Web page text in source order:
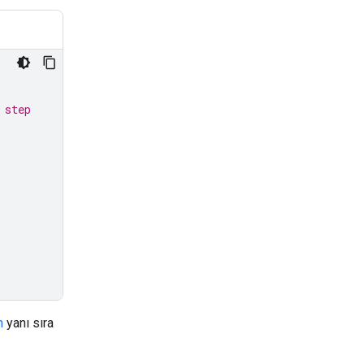
yanı sıra